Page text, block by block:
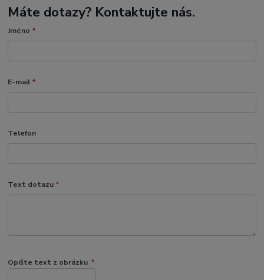
Máte dotazy? Kontaktujte nás.
Jméno *
E-mail *
Telefon
Text dotazu *
Opište text z obrázku *